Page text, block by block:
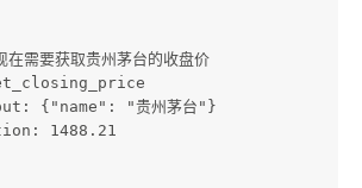
需要获取贵州茅台的收盘价
{"name": "贵州茅台"}
1488.21